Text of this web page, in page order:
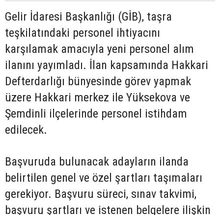
Gelir İdaresi Başkanlığı (GİB), taşra
teşkilatındaki personel ihtiyacını
karşılamak amacıyla yeni personel alım
ilanını yayımladı. İlan kapsamında Hakkari
Defterdarlığı bünyesinde görev yapmak
üzere Hakkari merkez ile Yüksekova ve
Şemdinli ilçelerinde personel istihdam
edilecek.
Başvuruda bulunacak adayların ilanda
belirtilen genel ve özel şartları taşımaları
gerekiyor. Başvuru süreci, sınav takvimi,
başvuru şartları ve istenen belgelere ilişkin